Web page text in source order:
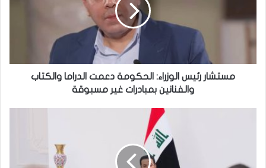
الدراما
بمبادرات
مستشار رئيس الوزراء: الحكومة دعمت الدراما والكتاب
والفنانين بمبادرات غير مسبوقة
الحكومة